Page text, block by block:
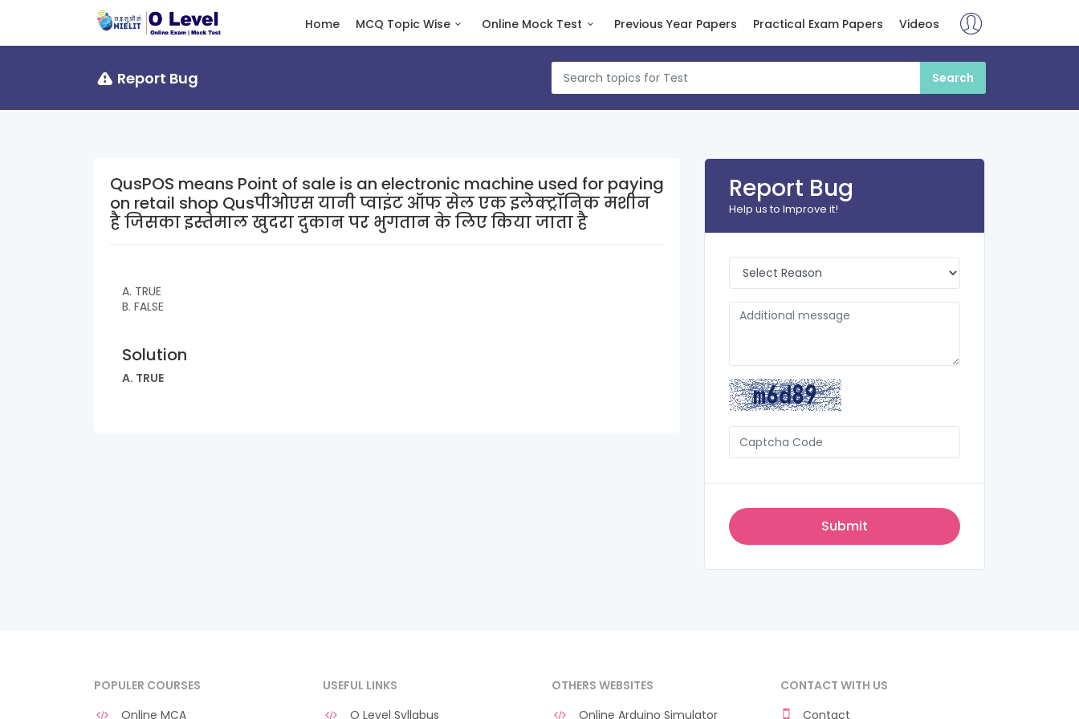
Home MCQ Topic Wise Online Mock Test Previous Year Papers Practical Exam Papers Videos
Report Bug
QusPOS means Point of sale is an electronic machine used for paying
on retail shop Qusपीओएस यानी प्वाइंट ऑफ सेल एक इलेक्ट्रॉनिक मशीन
है जिसका इस्तेमाल खुदरा दुकान पर भुगतान के लिए किया जाता है
A. TRUE
B. FALSE
Solution
A. TRUE
Report Bug
Help us to Improve it!
POPULER COURSES
Online MCA
USEFUL LINKS
O Level Syllabus
OTHERS WEBSITES
Online Arduino Simulator
CONTACT WITH US
Contact